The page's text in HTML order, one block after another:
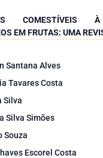
EM FRUTAS: UMA
Santana Alves
Tavares Costa
Silva
Silva Simões
Souza
Escorel Costa